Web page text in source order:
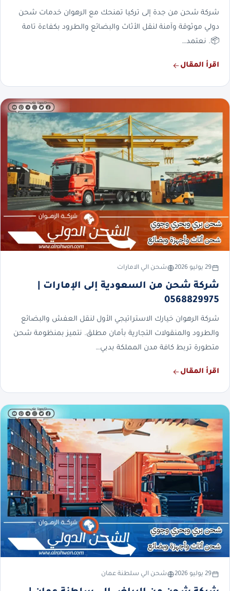
شركة شحن من جدة إلى تركيا تمنحك مع الرهوان خدمات شحن
دولي موثوقة وآمنة لنقل الأثاث والبضائع والطرود بكفاءة تامة
📦. نعتمد…
اقرأ المقال
29 يوليو 2026 شحن الي الامارات
شركة شحن من السعودية إلى الإمارات |
0568829975
شركة الرهوان خيارك الاستراتيجي الأول لنقل العفش والبضائع
والطرود والمنقولات التجارية بأمان مطلق. نتميز بمنظومة شحن
متطورة تربط كافة مدن المملكة بدبي…
اقرأ المقال
29 يوليو 2026 شحن الي سلطنة عمان